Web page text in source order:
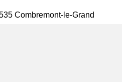
Combremont-le-Grand